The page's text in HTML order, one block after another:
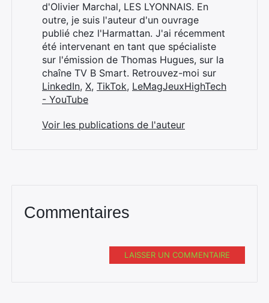
d'Olivier Marchal, LES LYONNAIS. En
outre, je suis l'auteur d'un ouvrage
publié chez l'Harmattan. J'ai récemment
été intervenant en tant que spécialiste
sur l'émission de Thomas Hugues, sur la
chaîne TV B Smart. Retrouvez-moi sur
LinkedIn, X, TikTok, LeMagJeuxHighTech
- YouTube
Voir les publications de l'auteur
Commentaires
LAISSER UN COMMENTAIRE